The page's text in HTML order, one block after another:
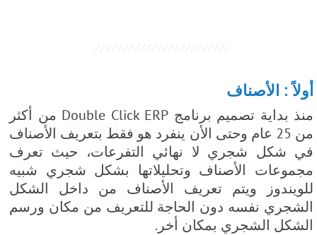
أولاً : الأصناف
منذ بداية تصميم برنامج Double Click ERP من أكثر
من 25 عام وحتى الأن ينفرد هو فقط بتعريف الأصناف
في شكل شجري لا نهائي التفرعات، حيث تعرف
مجموعات الأصناف وتحليلاتها بشكل شجري شبيه
للويندوز ويتم تعريف الأصناف من داخل الشكل
الشجري نفسه دون الحاجة للتعريف من مكان ورسم
الشكل الشجري بمكان أخر.